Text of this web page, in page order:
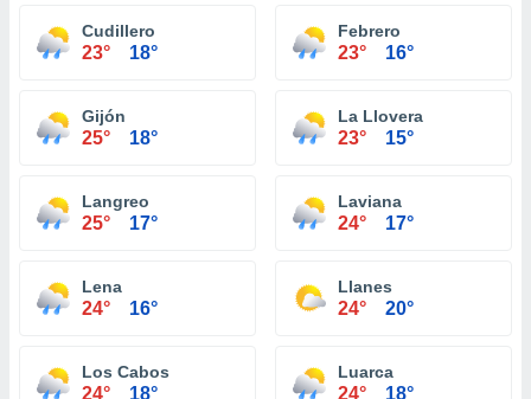
Cudillero
23° 18°
Febrero
23° 16°
Gijón
25° 18°
La Llovera
23° 15°
Langreo
25° 17°
Laviana
24° 17°
Lena
24° 16°
Llanes
24° 20°
Los Cabos
24° 18°
Luarca
24° 18°